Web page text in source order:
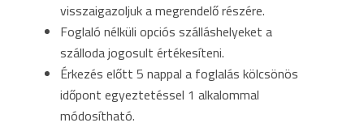
visszaigazoljuk a megrendelő részére.
Foglaló nélküli opciós szálláshelyeket a
szálloda jogosult értékesíteni.
Érkezés előtt 5 nappal a foglalás kölcsönös
időpont egyeztetéssel 1 alkalommal
módosítható.